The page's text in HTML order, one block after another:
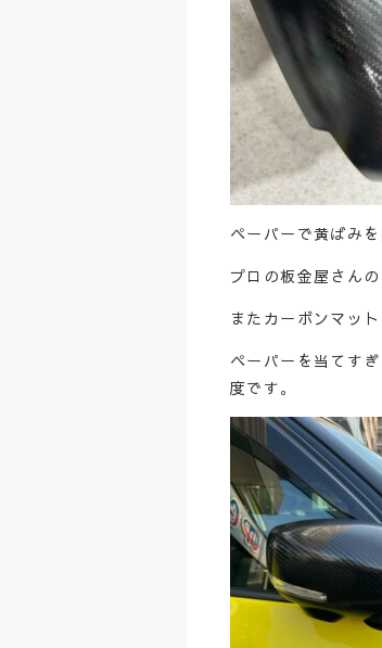
ペーパーで黄ばみ
プロの板金屋さん
またカーボンマッ
ペーパーを当てす
度です。